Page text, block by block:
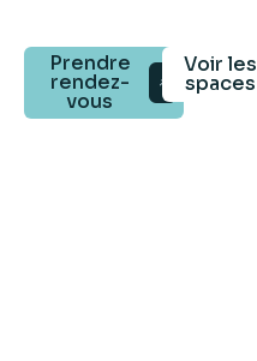
Prendre
rendez-
vous
Voir les
spaces